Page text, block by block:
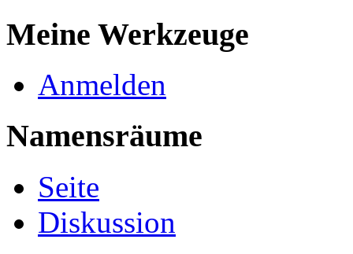
Meine Werkzeuge
Anmelden
Namensräume
Seite
Diskussion